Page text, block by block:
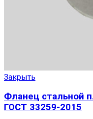
Закрыть
Фланец стальной
ГОСТ 33259-2015